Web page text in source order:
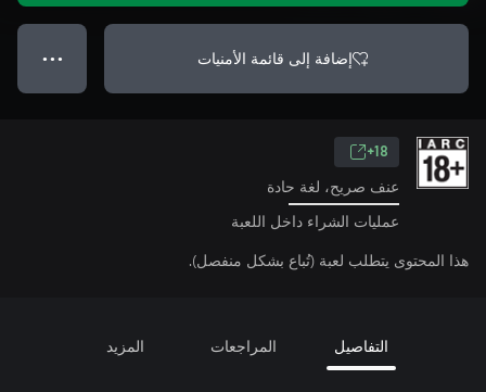
إضافة إلى قائمة الأمنيات ● ● ●
18+
عنف صريح، لغة حادة
عمليات الشراء داخل اللعبة
هذا المحتوى يتطلب لعبة (تُباع بشكل منفصل).
التفاصيل المراجعات المزيد